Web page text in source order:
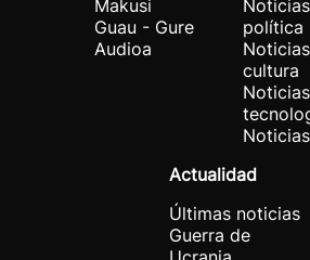
Makusi
Guau - Gure
Audioa
política
cultura
Actualidad
Últimas noticias
Guerra de